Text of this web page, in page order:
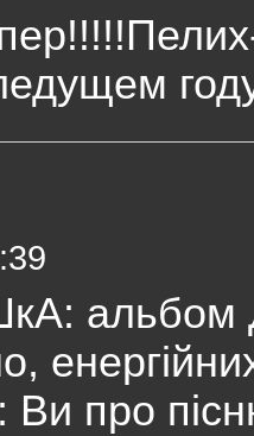
альбом
про